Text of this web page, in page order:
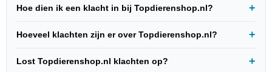
Hoe dien ik een klacht in bij Topdierenshop.nl?
Hoeveel klachten zijn er over Topdierenshop.nl?
Lost Topdierenshop.nl klachten op?